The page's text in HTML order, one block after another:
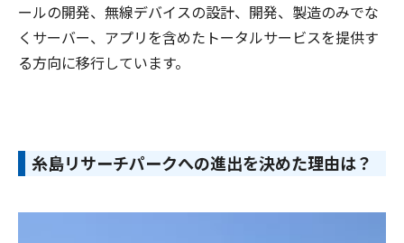
ールの開発、無線デバイスの設計、開発、製造のみでな
くサーバー、アプリを含めたトータルサービスを提供す
る方向に移行しています。
糸島リサーチパークへの進出を決めた理由は？